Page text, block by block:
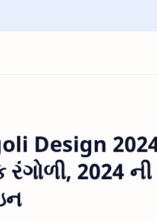
Design
રંગોળી, 2024